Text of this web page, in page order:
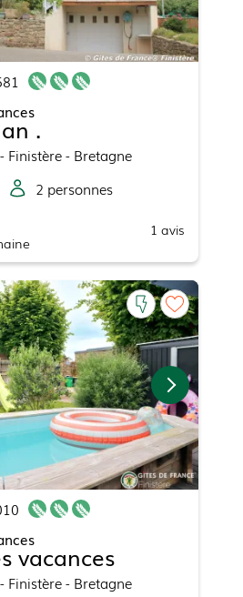
.
- Finistère - Bretagne
2 personnes
1 avis
vacances
- Finistère - Bretagne